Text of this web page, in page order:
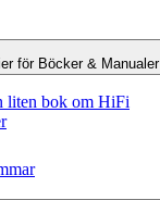
för Böcker & Manualer
liten bok om HiFi